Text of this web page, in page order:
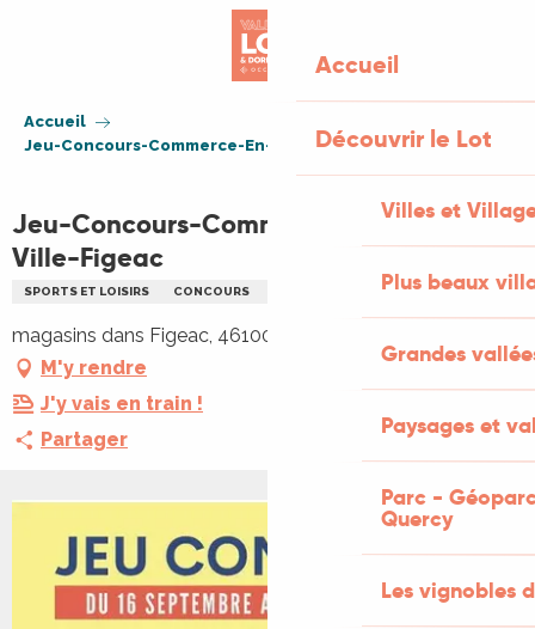
Accueil
Découvrir le Lot
Villes et
Plus beaux
Grandes
Paysages et
Parc -
Quercy
Les vignobles
Accueil
Jeu-Concours-Commerce-En-Selle-Ville-Figeac
Jeu-Concours-Commerce-En-Selle-
Ville-Figeac
SPORTS ET LOISIRS CONCOURS SPORT CYCLISTE
magasins dans Figeac, 46100 Figeac
M'y rendre
J'y vais en train !
Partager